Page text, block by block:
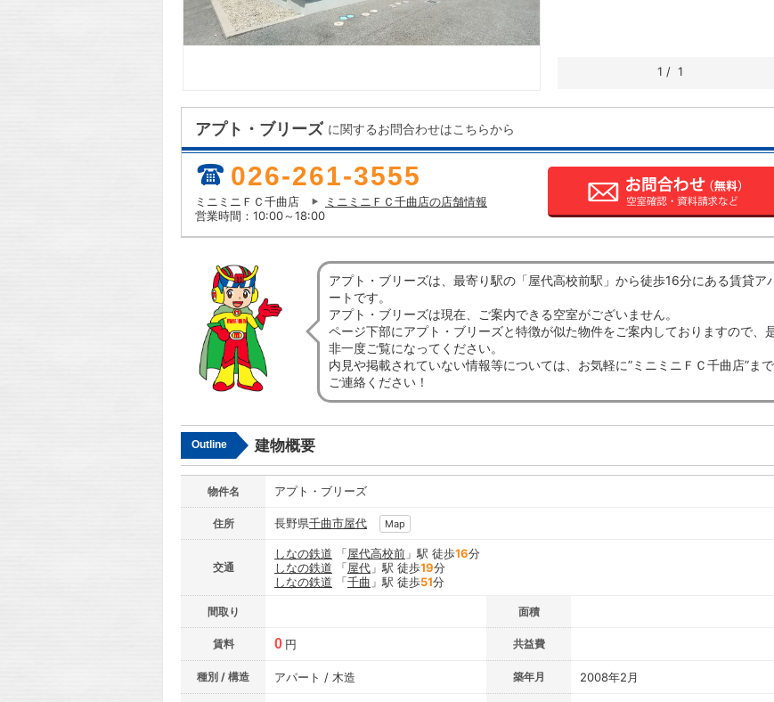
1 / 1
アプト・ブリーズ に関するお問合わせはこちらから
026-261-3555
ミニミニＦＣ千曲店
ミニミニＦＣ千曲店の店舗情報
営業時間：10:00～18:00
アプト・ブリーズは、最寄り駅の「屋代高校前駅」から徒歩16分にある賃貸ア
ートです。
アプト・ブリーズは現在、ご案内できる空室がございません。
ページ下部にアプト・ブリーズと特徴が似た物件をご案内しておりますので、
非一度ご覧になってください。
内見や掲載されていない情報等については、お気軽に”ミニミニＦＣ千曲店”まで
ご連絡ください！
Outline 建物概要
物件名 アプト・ブリーズ
住所 長野県千曲市屋代 Map
交通
しなの鉄道 「屋代高校前 」駅 徒歩16分
しなの鉄道 「屋代 」駅 徒歩19分
しなの鉄道 「千曲 」駅 徒歩51分
間取り 面積
賃料 0 円 共益費
種別 / 構造 アパート / 木造 築年月 2008年2月